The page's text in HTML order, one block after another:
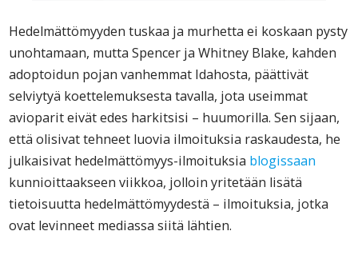
Hedelmättömyyden tuskaa ja murhetta ei koskaan pysty
unohtamaan, mutta Spencer ja Whitney Blake, kahden
adoptoidun pojan vanhemmat Idahosta, päättivät
selviytyä koettelemuksesta tavalla, jota useimmat
avioparit eivät edes harkitsisi – huumorilla. Sen sijaan,
että olisivat tehneet luovia ilmoituksia raskaudesta, he
julkaisivat hedelmättömyys-ilmoituksia blogissaan
kunnioittaakseen viikkoa, jolloin yritetään lisätä
tietoisuutta hedelmättömyydestä – ilmoituksia, jotka
ovat levinneet mediassa siitä lähtien.